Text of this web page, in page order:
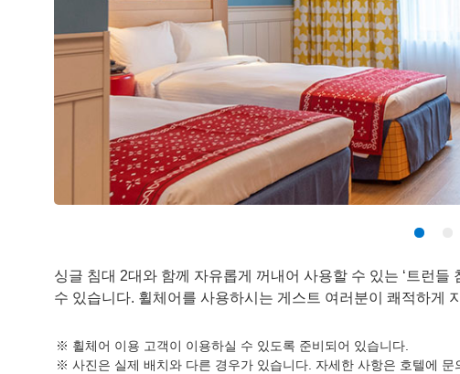
싱글 침대 2대와 함께 자유롭게 꺼내어 사용할 수 있는 ‘트런
수 있습니다. 휠체어를 사용하시는 게스트 여러분이 쾌적하게
휠체어 이용 고객이 이용하실 수 있도록 준비되어 있습니다.
사진은 실제 배치와 다른 경우가 있습니다. 자세한 사항은 호텔에 문